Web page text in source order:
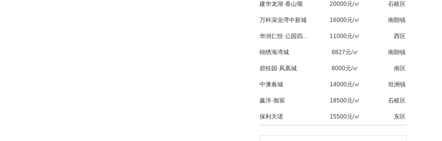
建华龙湖·香山颂 20000元/㎡ 石岐区
万科深业湾中新城 16000元/㎡ 南朗镇
华润仁恒·公园四... 11000元/㎡ 西区
锦绣海湾城 8827元/㎡ 南朗镇
碧桂园·凤凰城 8000元/㎡ 南区
中澳春城 14000元/㎡ 坦洲镇
鑫洋·御宸 18500元/㎡ 石岐区
保利天珺 15500元/㎡ 东区